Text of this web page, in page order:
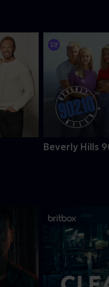
Beverly Hills